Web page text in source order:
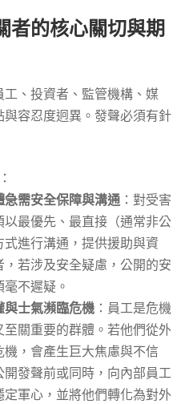
者的核心關切與期
、投資者、監管機構、媒
容忍度迥異。發聲必須有針
：
需安全保障與溝通 ：對受害
以最優先、最直接（通常非公
式進行溝通，提供援助與資
若涉及安全疑慮，公開的安
不遲疑。
與士氣瀕臨危機 ：員工是危機
至關重要的群體。若他們從外
，會產生巨大焦慮與不信
發聲前或同時，向內部員工
軍心，並將他們轉化為對外